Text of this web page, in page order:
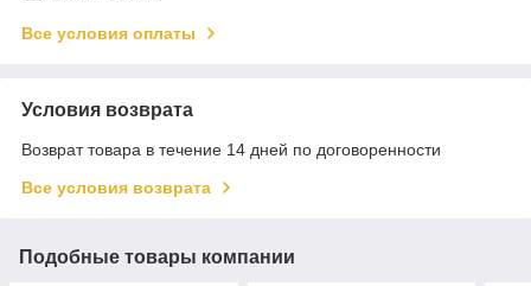
Все условия оплаты
Условия возврата
Возврат товара в течение 14 дней по договоренности
Все условия возврата
Подобные товары компании